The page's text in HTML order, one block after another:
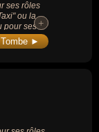
ses rôles
ou la
pour ses
adaptations
long
du
+
+
Tombe ►